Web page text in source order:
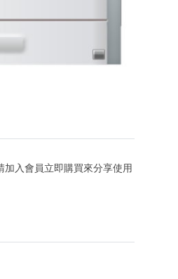
入會員立即購買來分享使用